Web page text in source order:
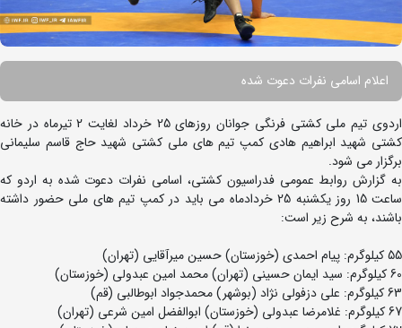
اعلام اسامی نفرات دعوت شده
اردوی تیم ملی کشتی فرنگی جوانان روزهای 25 خرداد لغایت 2 تیرماه در خانه
کشتی شهید ابراهیم هادی کمپ تیم های ملی کشتی شهید حاج قاسم سلیمانی
برگزار می شود.
به گزارش روابط عمومی فدراسیون کشتی، اسامی نفرات دعوت شده به اردو که
ساعت 15 روز یکشنبه 25 خردادماه می باید در کمپ تیم های ملی حضور داشته
باشند، به شرح زیر است:
55 کیلوگرم: پیام احمدی (خوزستان) حسین میرآقایی (تهران)
60 کیلوگرم: سید ایمان حسینی (تهران) محمد امین عبدولی (خوزستان)
63 کیلوگرم: علی دزفولی نژاد (بوشهر) محمدجواد ابوطالبی (قم)
67 کیلوگرم: غلامرضا عبدولی (خوزستان) ابوالفضل امین شرعی (تهران)